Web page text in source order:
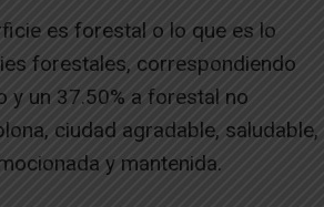
es forestal o lo que es lo
forestales, correspondiendo
y un 37.50% a forestal no
ciudad agradable, saludable,
y mantenida.